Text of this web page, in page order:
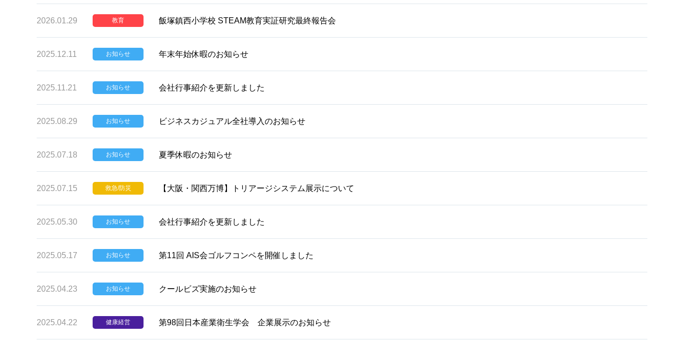
2026.01.29 教育 飯塚鎮西小学校 STEAM教育実証研究最終報告会
2025.12.11 お知らせ 年末年始休暇のお知らせ
2025.11.21 お知らせ 会社行事紹介を更新しました
2025.08.29 お知らせ ビジネスカジュアル全社導入のお知らせ
2025.07.18 お知らせ 夏季休暇のお知らせ
2025.07.15 救急/防災 【大阪・関西万博】トリアージシステム展示について
2025.05.30 お知らせ 会社行事紹介を更新しました
2025.05.17 お知らせ 第11回 AIS会ゴルフコンペを開催しました
2025.04.23 お知らせ クールビズ実施のお知らせ
2025.04.22 健康経営 第98回日本産業衛生学会 企業展示のお知らせ